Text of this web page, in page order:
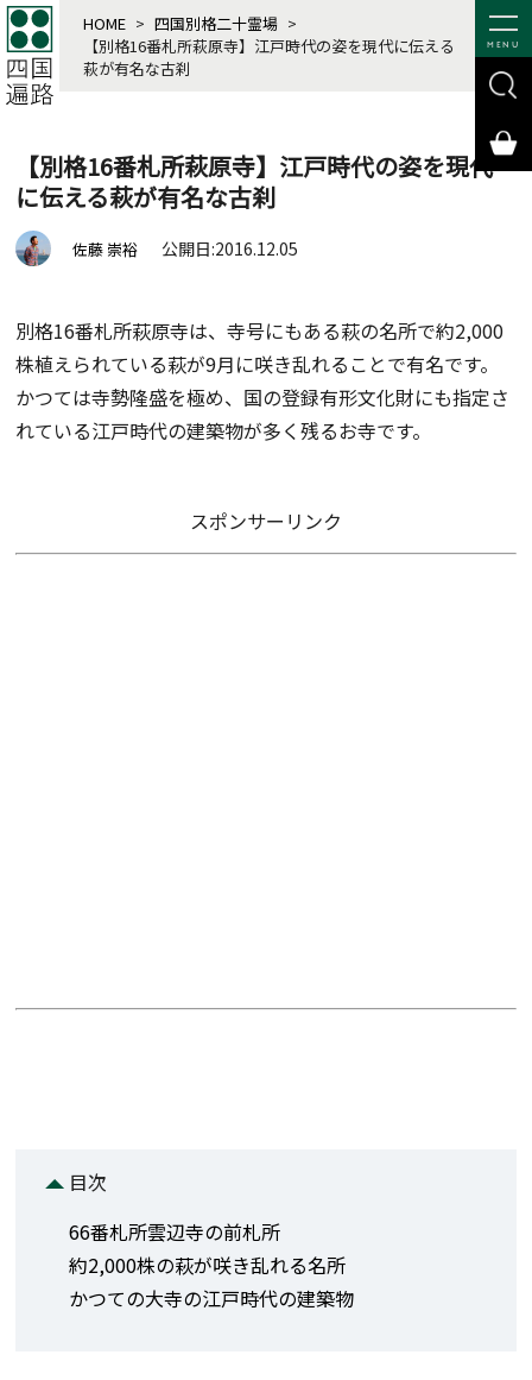
MENU
HOME > 四国別格二十霊場 >
【別格16番札所萩原寺】江戸時代の姿を現代に伝える
萩が有名な古刹
【別格16番札所萩原寺】江戸時代の姿を現代
に伝える萩が有名な古刹
佐藤 崇裕 公開日:2016.12.05
別格16番札所萩原寺は、寺号にもある萩の名所で約2,000
株植えられている萩が9月に咲き乱れることで有名です。
かつては寺勢隆盛を極め、国の登録有形文化財にも指定さ
れている江戸時代の建築物が多く残るお寺です。
スポンサーリンク
目次
66番札所雲辺寺の前札所
約2,000株の萩が咲き乱れる名所
かつての大寺の江戸時代の建築物